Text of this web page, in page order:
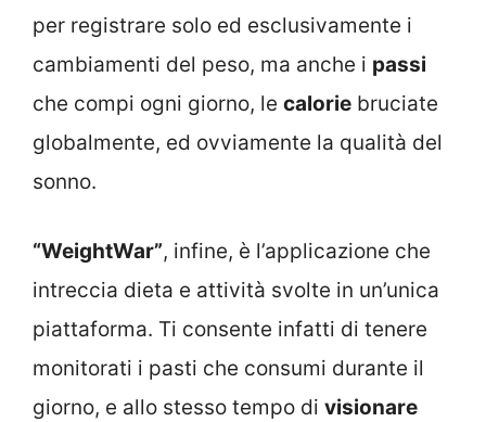
per registrare solo ed esclusivamente i
cambiamenti del peso, ma anche i passi
che compi ogni giorno, le calorie bruciate
globalmente, ed ovviamente la qualità del
sonno.
“WeightWar”, infine, è l’applicazione che
intreccia dieta e attività svolte in un’unica
piattaforma. Ti consente infatti di tenere
monitorati i pasti che consumi durante il
giorno, e allo stesso tempo di visionare